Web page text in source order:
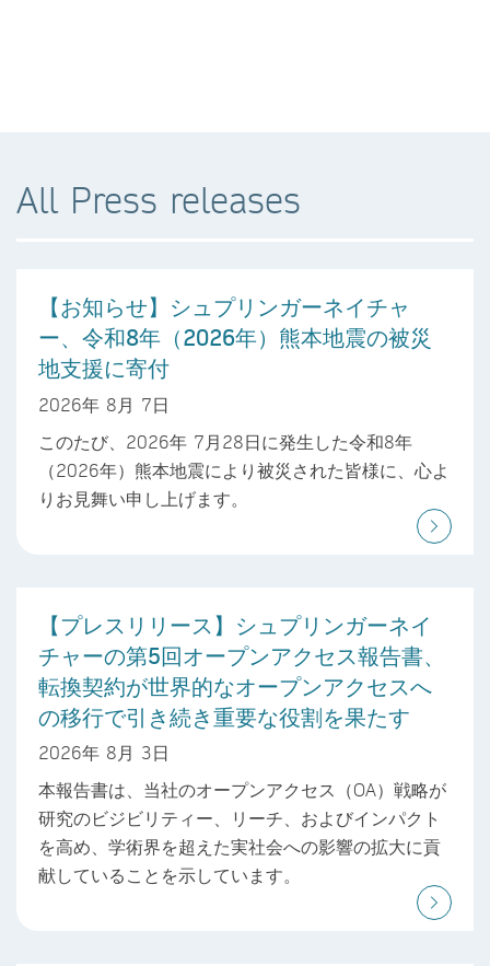
All Press releases
【お知らせ】シュプリンガーネイチャ
ー、令和8年（2026年）熊本地震の被災
地支援に寄付
2026年 8月 7日
このたび、2026年 7月28日に発生した令和8年
（2026年）熊本地震により被災された皆様に、心よ
りお見舞い申し上げます。
【プレスリリース】シュプリンガーネイ
チャーの第5回オープンアクセス報告書、
転換契約が世界的なオープンアクセスへ
の移行で引き続き重要な役割を果たす
2026年 8月 3日
本報告書は、当社のオープンアクセス（OA）戦略が
研究のビジビリティー、リーチ、およびインパクト
を高め、学術界を超えた実社会への影響の拡大に貢
献していることを示しています。